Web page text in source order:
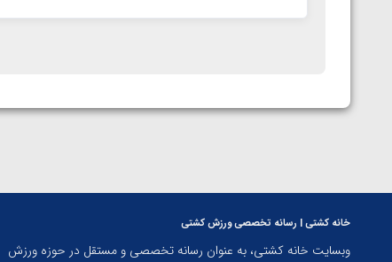
خانه کشتی | رسانه تخصصی ورزش کشتی
وبسایت خانه کشتی، به عنوان رسانه تخصصی و مستقل در حوزه ورزش